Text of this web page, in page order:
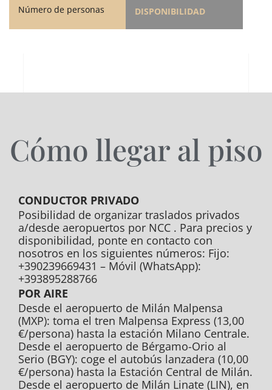
Número de personas
DISPONIBILIDAD
Cómo llegar al piso
CONDUCTOR PRIVADO
Posibilidad de organizar traslados privados
a/desde aeropuertos por NCC . Para precios y
disponibilidad, ponte en contacto con
nosotros en los siguientes números: Fijo:
+390239669431 – Móvil (WhatsApp):
+393895288766
POR AIRE
Desde el aeropuerto de Milán Malpensa
(MXP): toma el tren Malpensa Express (13,00
€/persona) hasta la estación Milano Centrale.
Desde el aeropuerto de Bérgamo-Orio al
Serio (BGY): coge el autobús lanzadera (10,00
€/persona) hasta la Estación Central de Milán.
Desde el aeropuerto de Milán Linate (LIN), en